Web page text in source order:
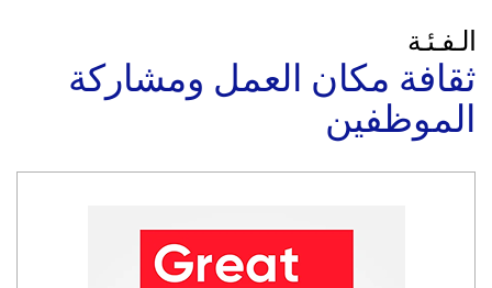
الـفـئـة
ثقافة مكان العمل ومشاركة
الموظفين